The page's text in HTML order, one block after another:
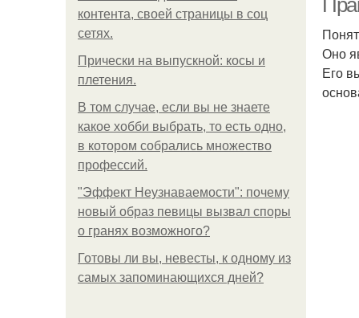
контента, своей страницы в соц
сетях.
Прически на выпускной: косы и
плетения.
В том случае, если вы не знаете
какое хобби выбрать, то есть одно,
в котором собрались множество
профессий.
"Эффект Неузнаваемости": почему
новый образ певицы вызвал споры
о гранях возможного?
Готовы ли вы, невесты, к одному из
самых запоминающихся дней?
Оно
Его